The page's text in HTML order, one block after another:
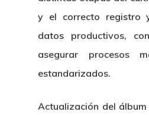
y el correcto registro
datos productivos,
asegurar procesos
estandarizados.
Actualización del